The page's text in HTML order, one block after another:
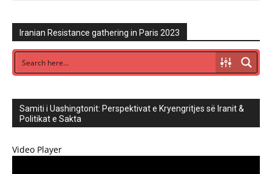
Iranian Resistance gathering in Paris 2023
Samiti i Uashingtonit: Perspektivat e Kryengritjes së Iranit &
Politikat e Sakta
Video Player